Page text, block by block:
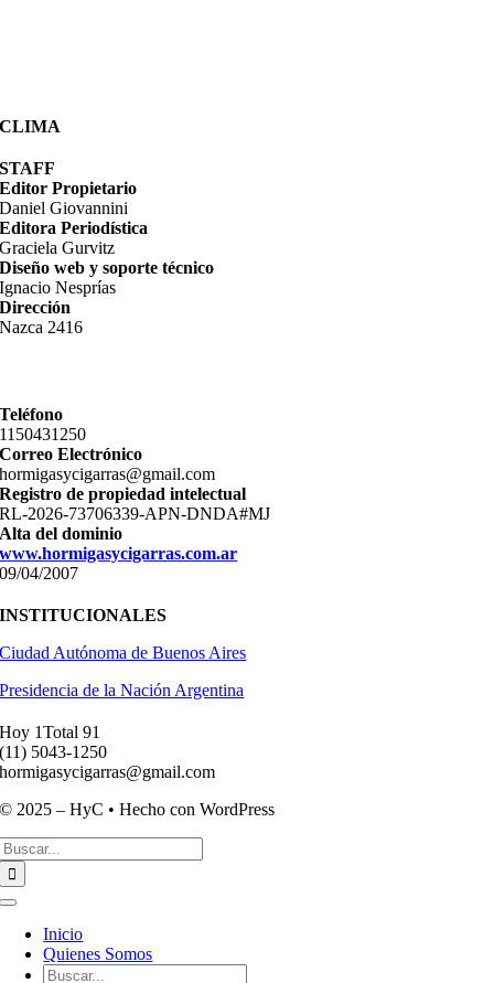
CLIMA
STAFF
Editor Propietario
Daniel Giovannini
Editora Periodística
Graciela Gurvitz
Diseño web y soporte técnico
Ignacio Nesprías
Dirección
Nazca 2416
Teléfono
11­50431250
Correo Electrónico
hormigasycigarras@gmail.com
Registro de propiedad intelectual
RL-2026-73706339-APN-DNDA#MJ
Alta del dominio
www.hormigasycigarras.com.ar
09/04/2007
INSTITUCIONALES
Ciudad Autónoma de Buenos Aires
Presidencia de la Nación Argentina
Hoy 1Total 91
(11) ­5043-1250
hormigasycigarras@gmail.com
© 2025 – HyC • Hecho con WordPress
Toggle
Navigation
Inicio
Quienes Somos
Buscar: